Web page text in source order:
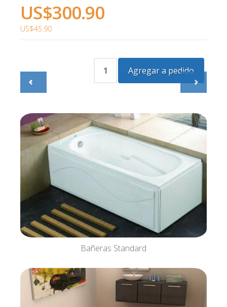
US$300.90
US$45.90
Bañeras Standard